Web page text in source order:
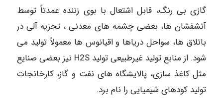
گازی بی رنگ، قابل اشتعال با بوی زننده عمدتاً توسط
آتشفشان ها، بعضی چشمه های معدنی ، تجزیه آلی در
باتلاق ها، سواحل دریاها و اقیانوس ها معمولاً تولید می
شود. از منابع تولید غیرطبیعی تولید H2S نیز بعضی صنایع
مثل کاغذ سازی، پالایشگاه های نفت و گاز، کارخانجات
تولید کودهای شیمیایی را نام برد.